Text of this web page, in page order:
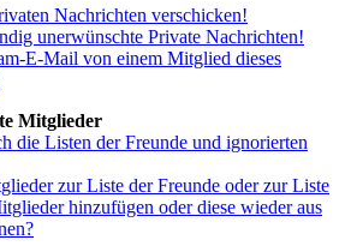
Nachrichten verschicken!
unerwünschte Private Nachrichten!
E-Mail von einem Mitglied dieses
Mitglieder
die Listen der Freunde und ignorierten
zur Liste der Freunde oder zur Liste
hinzufügen oder diese wieder aus